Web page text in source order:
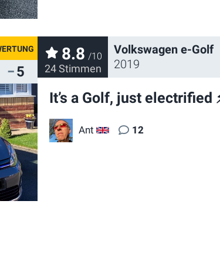
5
Volkswagen e-Golf
2019
8.8 /10
24 Stimmen
It’s a Golf, just electrified
Ant GB 12